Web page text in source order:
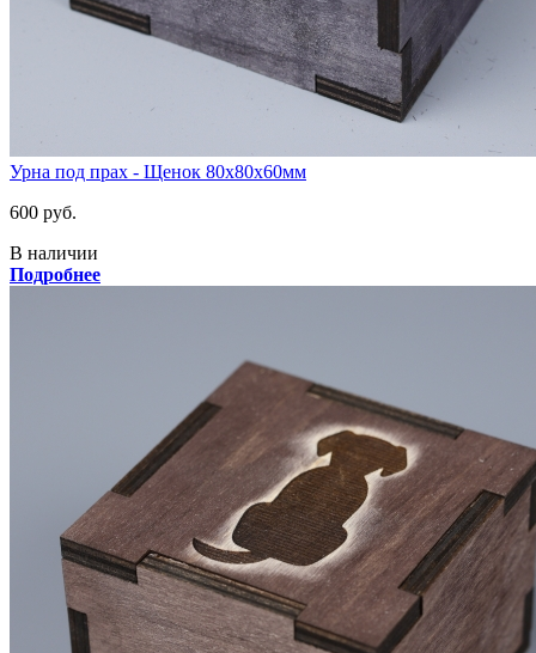
Урна под прах - Щенок 80х80х60мм
600 руб.
В наличии
Подробнее